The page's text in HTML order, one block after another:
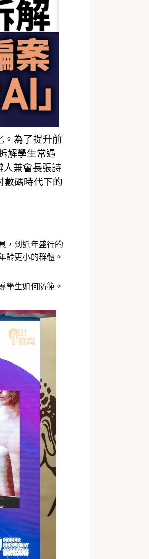
。為了提升前
解學生常遇
兼會長張詩
數碼時代下的
，到近年盛行的
齡更小的群體。
學生如何防範。